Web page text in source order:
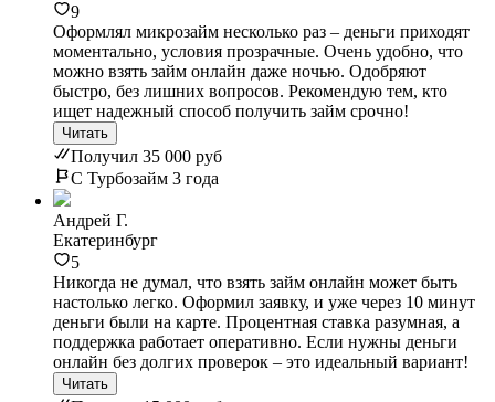
9
Оформлял микрозайм несколько раз – деньги приходят
моментально, условия прозрачные. Очень удобно, что
можно взять займ онлайн даже ночью. Одобряют
быстро, без лишних вопросов. Рекомендую тем, кто
ищет надежный способ получить займ срочно!
Читать
Получил 35 000 руб
С Турбозайм 3 года
Андрей Г.
Екатеринбург
5
Никогда не думал, что взять займ онлайн может быть
настолько легко. Оформил заявку, и уже через 10 минут
деньги были на карте. Процентная ставка разумная, а
поддержка работает оперативно. Если нужны деньги
онлайн без долгих проверок – это идеальный вариант!
Читать